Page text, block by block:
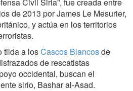
de 2013 por James Le Mesurier,
y actúa en los territorios
tilda a losCascos Blancosde
de rescatistas
occidental, buscan el
sirio, Bashar al-Asad.